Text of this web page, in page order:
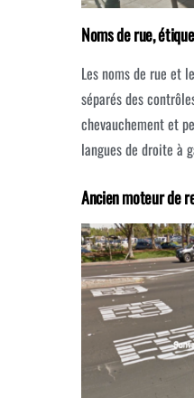
Noms de rue,
Les noms de rue et
séparés des
chevauchement et
langues de droite à
Ancien moteur de